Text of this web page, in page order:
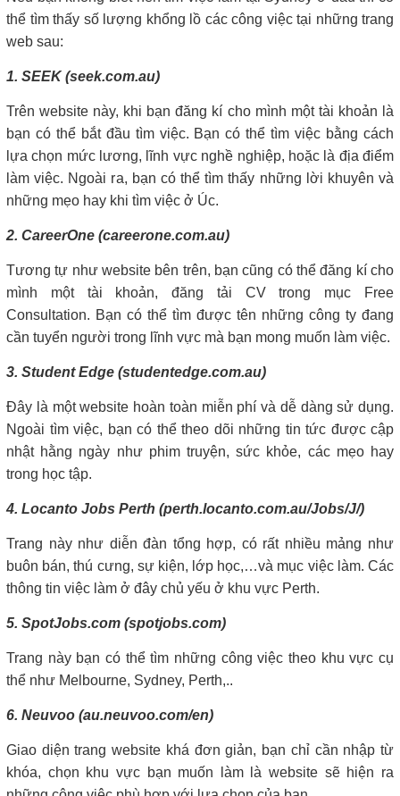
thể tìm thấy số lượng khổng lồ các công việc tại những trang
web sau:
1. SEEK (seek.com.au)
Trên website này, khi bạn đăng kí cho mình một tài khoản là
bạn có thể bắt đầu tìm việc. Bạn có thể tìm việc bằng cách
lựa chọn mức lương, lĩnh vực nghề nghiệp, hoặc là địa điểm
làm việc. Ngoài ra, bạn có thể tìm thấy những lời khuyên và
những mẹo hay khi tìm việc ở Úc.
2. CareerOne (careerone.com.au)
Tương tự như website bên trên, bạn cũng có thể đăng kí cho
mình một tài khoản, đăng tải CV trong mục Free
Consultation. Bạn có thể tìm được tên những công ty đang
cần tuyển người trong lĩnh vực mà bạn mong muốn làm việc.
3. Student Edge (studentedge.com.au)
Đây là một website hoàn toàn miễn phí và dễ dàng sử dụng.
Ngoài tìm việc, bạn có thể theo dõi những tin tức được cập
nhật hằng ngày như phim truyện, sức khỏe, các mẹo hay
trong học tập.
4. Locanto Jobs Perth (perth.locanto.com.au/Jobs/J/)
Trang này như diễn đàn tổng hợp, có rất nhiều mảng như
buôn bán, thú cưng, sự kiện, lớp học,…và mục việc làm. Các
thông tin việc làm ở đây chủ yếu ở khu vực Perth.
5. SpotJobs.com (spotjobs.com)
Trang này bạn có thể tìm những công việc theo khu vực cụ
thể như Melbourne, Sydney, Perth,..
6. Neuvoo (au.neuvoo.com/en)
Giao diện trang website khá đơn giản, bạn chỉ cần nhập từ
khóa, chọn khu vực bạn muốn làm là website sẽ hiện ra